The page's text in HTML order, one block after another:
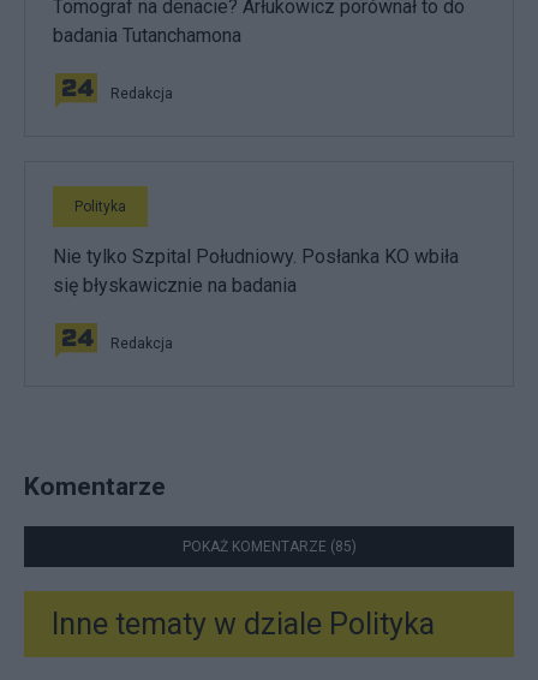
Tomograf na denacie? Arłukowicz porównał to do
badania Tutanchamona
Redakcja
Polityka
Nie tylko Szpital Południowy. Posłanka KO wbiła
się błyskawicznie na badania
Redakcja
Komentarze
POKAŻ KOMENTARZE (85)
Inne tematy w dziale Polityka